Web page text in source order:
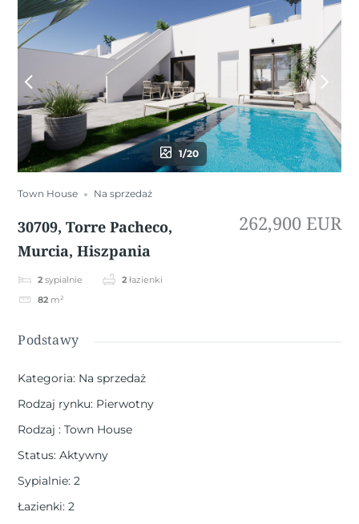
1/20
Town House Na sprzedaż
30709, Torre Pacheco,
Murcia, Hiszpania
2 sypialnie 2 łazienki
82 m²
262,900 EUR
Podstawy
Kategoria: Na sprzedaż
Rodzaj rynku: Pierwotny
Rodzaj: Town House
Status: Aktywny
Sypialnie: 2
Łazienki: 2